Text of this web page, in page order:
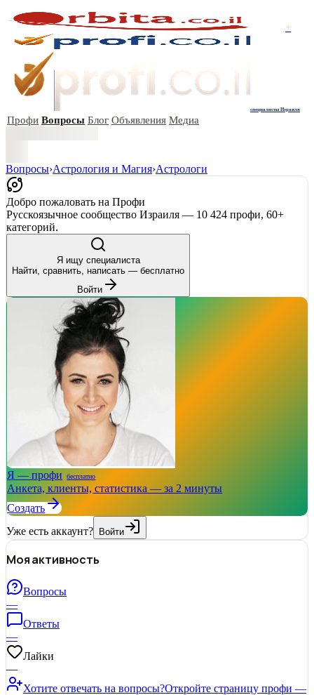
+
специалисты Израиля
Профи Вопросы Блог Объявления Медиа
Вопросы›Астрология и Магия›Астрологи
Добро пожаловать на Профи
Русскоязычное сообщество Израиля — 10 424 профи, 60+
категорий.
Я ищу специалиста
Найти, сравнить, написать — бесплатно
Войти
Я — профи бесплатно
Анкета, клиенты, статистика — за 2 минуты
Создать
Уже есть аккаунт? Войти
Моя активность
Вопросы
—
Ответы
—
Лайки
—
Хотите отвечать на вопросы?Откройте страницу профи —